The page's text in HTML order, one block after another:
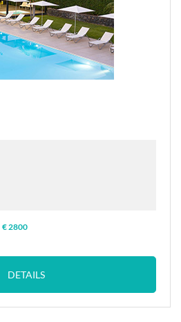
€ 2800
DETAILS